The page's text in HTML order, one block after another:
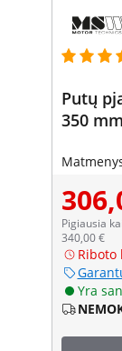
Putų
350 mm
Pigiausia
340,00 €
Riboto
Yra